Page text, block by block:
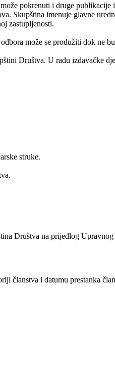
pokrenuti i druge publikacije
Skupština imenuje glavne
zastupljenosti.
može se produžiti dok ne
Društva. U radu izdavačke
struke.
Društva na prijedlog Upravnog
članstva i datumu prestanka